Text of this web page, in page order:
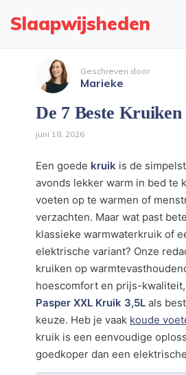
Slaapwijsheden
Geschreven door
Marieke
De 7 Beste Kruiken
juni 18, 2026
Een goede kruik is de
avonds lekker warm in bed te
voeten op te warmen of
verzachten. Maar wat past
klassieke warmwaterkruik of
elektrische variant? Onze
kruiken op
hoescomfort en prijs-
Pasper XXL Kruik 3,5L als
keuze. Heb je vaak koude
kruik is een eenvoudige
goedkoper dan een